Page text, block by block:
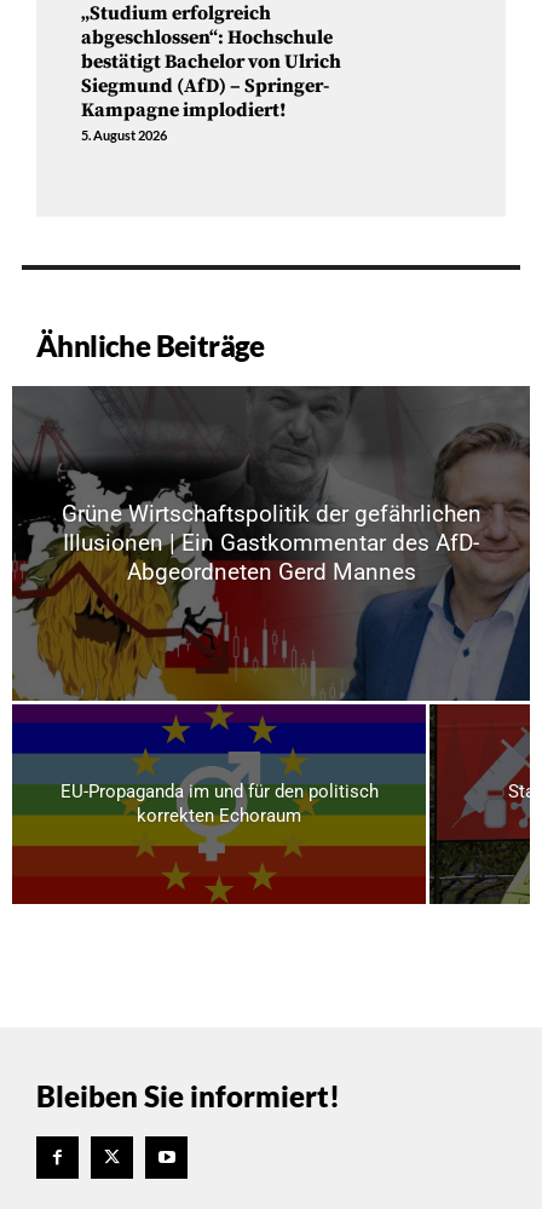
„Studium erfolgreich
abgeschlossen“: Hochschule
bestätigt Bachelor von Ulrich
Siegmund (AfD) – Springer-
Kampagne implodiert!
5. August 2026
Ähnliche Beiträge
Grüne Wirtschaftspolitik der gefährlichen
Illusionen | Ein Gastkommentar des AfD-
Abgeordneten Gerd Mannes
EU-Propaganda im und für den politisch
korrekten Echoraum
Bleiben Sie informiert!